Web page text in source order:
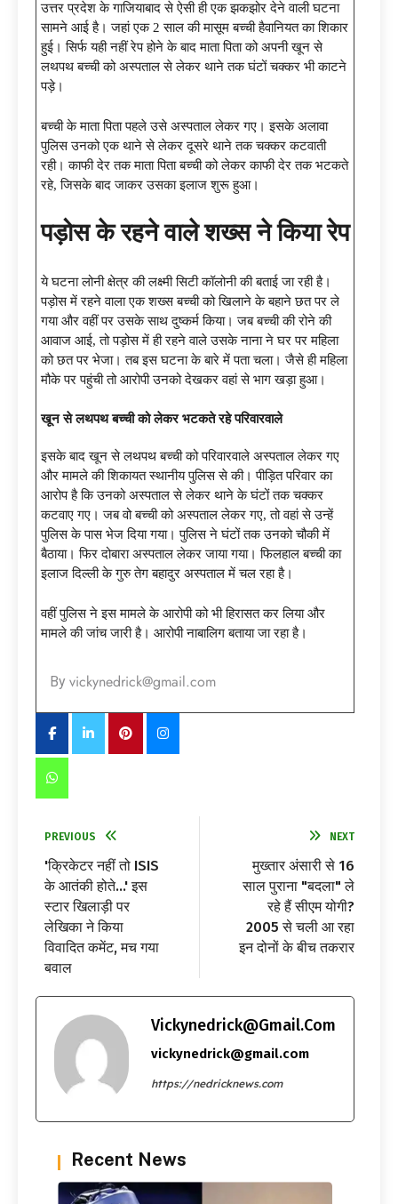
उत्तर प्रदेश के गाजियाबाद से ऐसी ही एक झकझोर देने वाली घटना
सामने आई है। जहां एक 2 साल की मासूम बच्ची हैवानियत का शिकार
हुई। सिर्फ यही नहीं रेप होने के बाद माता पिता को अपनी खून से
लथपथ बच्ची को अस्पताल से लेकर थाने तक घंटों चक्कर भी काटने
पड़े।
बच्ची के माता पिता पहले उसे अस्पताल लेकर गए। इसके अलावा
पुलिस उनको एक थाने से लेकर दूसरे थाने तक चक्कर कटवाती
रही। काफी देर तक माता पिता बच्ची को लेकर काफी देर तक भटकते
रहे, जिसके बाद जाकर उसका इलाज शुरू हुआ।
पड़ोस के रहने वाले शख्स ने किया रेप
ये घटना लोनी क्षेत्र की लक्ष्मी सिटी कॉलोनी की बताई जा रही है।
पड़ोस में रहने वाला एक शख्स बच्ची को खिलाने के बहाने छत पर ले
गया और वहीं पर उसके साथ दुष्कर्म किया। जब बच्ची की रोने की
आवाज आई, तो पड़ोस में ही रहने वाले उसके नाना ने घर पर महिला
को छत पर भेजा। तब इस घटना के बारे में पता चला। जैसे ही महिला
मौके पर पहुंची तो आरोपी उनको देखकर वहां से भाग खड़ा हुआ।
खून से लथपथ बच्ची को लेकर भटकते रहे परिवारवाले
इसके बाद खून से लथपथ बच्ची को परिवारवाले अस्पताल लेकर गए
और मामले की शिकायत स्थानीय पुलिस से की। पीड़ित परिवार का
आरोप है कि उनको अस्पताल से लेकर थाने के घंटों तक चक्कर
कटवाए गए। जब वो बच्ची को अस्पताल लेकर गए, तो वहां से उन्हें
पुलिस के पास भेज दिया गया। पुलिस ने घंटों तक उनको चौकी में
बैठाया। फिर दोबारा अस्पताल लेकर जाया गया। फिलहाल बच्ची का
इलाज दिल्ली के गुरु तेग बहादुर अस्पताल में चल रहा है।
वहीं पुलिस ने इस मामले के आरोपी को भी हिरासत कर लिया और
मामले की जांच जारी है। आरोपी नाबालिग बताया जा रहा है।
By vickynedrick@gmail.com
PREVIOUS
'क्रिकेटर नहीं तो ISIS
के आतंकी होते…' इस
स्टार खिलाड़ी पर
लेखिका ने किया
विवादित कमेंट, मच गया
बवाल
NEXT
मुख्तार अंसारी से 16
साल पुराना "बदला" ले
रहे हैं सीएम योगी?
2005 से चली आ रहा
इन दोनों के बीच तकरार
Vickynedrick@gmail.com
vickynedrick@gmail.com
https://nedricknews.com
Recent News